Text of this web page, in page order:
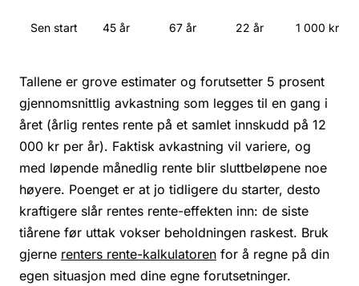
Sen start 45 år 67 år 22 år 1 000 kr
Tallene er grove estimater og forutsetter 5 prosent
gjennomsnittlig avkastning som legges til en gang i
året (årlig rentes rente på et samlet innskudd på 12
000 kr per år). Faktisk avkastning vil variere, og
med løpende månedlig rente blir sluttbeløpene noe
høyere. Poenget er at jo tidligere du starter, desto
kraftigere slår rentes rente-effekten inn: de siste
tiårene før uttak vokser beholdningen raskest. Bruk
gjerne renters rente-kalkulatoren for å regne på din
egen situasjon med dine egne forutsetninger.